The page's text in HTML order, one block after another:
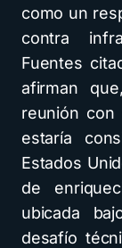
como un
contra
Fuentes
afirman
reunión con
estaría
Estados
de
ubicada
desafío